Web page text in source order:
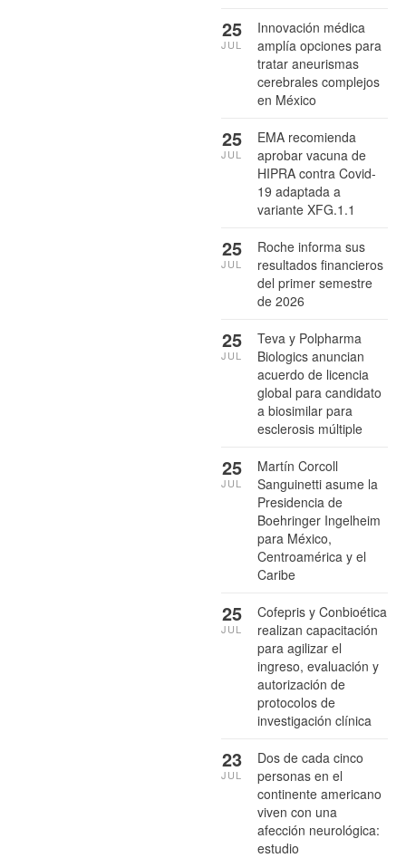
Innovación médica
amplía opciones para
tratar aneurismas
cerebrales complejos
en México
25
JUL
EMA recomienda
aprobar vacuna de
HIPRA contra Covid-
19 adaptada a
variante XFG.1.1
25
JUL
Roche informa sus
resultados financieros
del primer semestre
de 2026
25
JUL
Teva y Polpharma
Biologics anuncian
acuerdo de licencia
global para candidato
a biosimilar para
esclerosis múltiple
25
JUL
Martín Corcoll
Sanguinetti asume la
Presidencia de
Boehringer Ingelheim
para México,
Centroamérica y el
Caribe
25
JUL
Cofepris y Conbioética
realizan capacitación
para agilizar el
ingreso, evaluación y
autorización de
protocolos de
investigación clínica
25
JUL
Dos de cada cinco
personas en el
continente americano
viven con una
afección neurológica:
estudio
23
JUL